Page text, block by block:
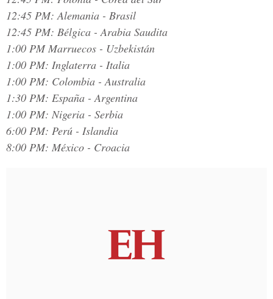
12:45 PM: Alemania - Brasil
12:45 PM: Bélgica - Arabia Saudita
1:00 PM Marruecos - Uzbekistán
1:00 PM: Inglaterra - Italia
1:00 PM: Colombia - Australia
1:30 PM: España - Argentina
1:00 PM: Nigeria - Serbia
6:00 PM: Perú - Islandia
8:00 PM: México - Croacia